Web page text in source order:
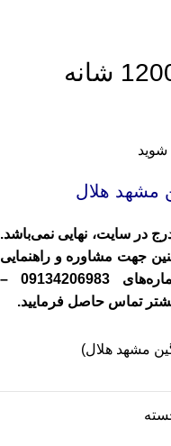
فرش کد 9884 وینتیج 1200 شانه
مشهد هلال
در سایت، نهایی نمی‌باشد.
جهت مشاوره و راهنمایی
09134206983
–
تماس حاصل فرمایید.
مشهد هلال)